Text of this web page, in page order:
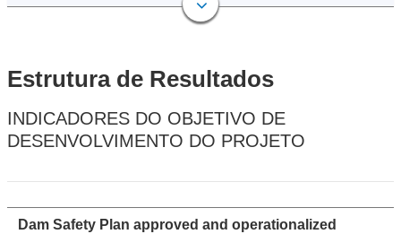
Estrutura de Resultados
INDICADORES DO OBJETIVO DE
DESENVOLVIMENTO DO PROJETO
Dam Safety Plan approved and operationalized